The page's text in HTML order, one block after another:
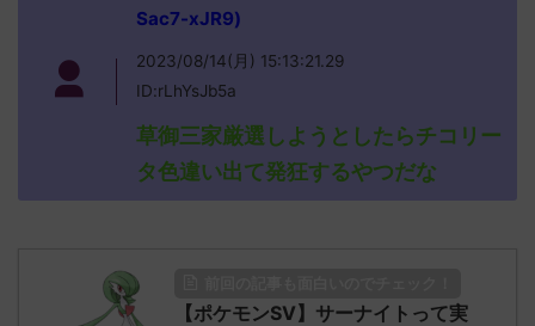
Sac7-xJR9)
2023/08/14(月) 15:13:21.29
ID:rLhYsJb5a
草御三家厳選しようとしたらチコリー
タ色違い出て発狂するやつだな
【ポケモンSV】サーナイトって実